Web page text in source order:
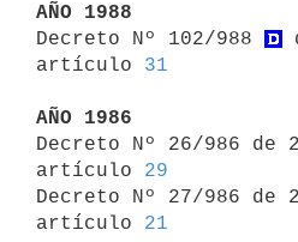
AÑO 1988
Decreto Nº 102/988
artículo 31
AÑO 1986
Decreto Nº 26/986 de
artículo 29
Decreto Nº 27/986 de
artículo 21